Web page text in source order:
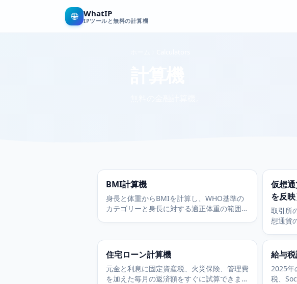
🌐 WhatIP
IPツールと無料の計算機
BMI計算機
身長と体重からBMIを計算し、WHO基準の
カテゴリーと身長に対する適正体重の範囲を
仮想
を反映
取引所
想通貨
す。
住宅ローン計算機
元金と利息に固定資産税、火災保険、管理費
を加えた毎月の返済額をすぐに試算できま
給与
2025年
税、